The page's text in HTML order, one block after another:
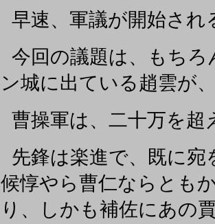
早速、軍議が開始され
今回の議題は、もち
ン城に出ている趙雲が
曹操軍は、二十万を超
先鋒は楽進で、既に
候惇やら曹仁ならとも
り、しかも補佐にあの